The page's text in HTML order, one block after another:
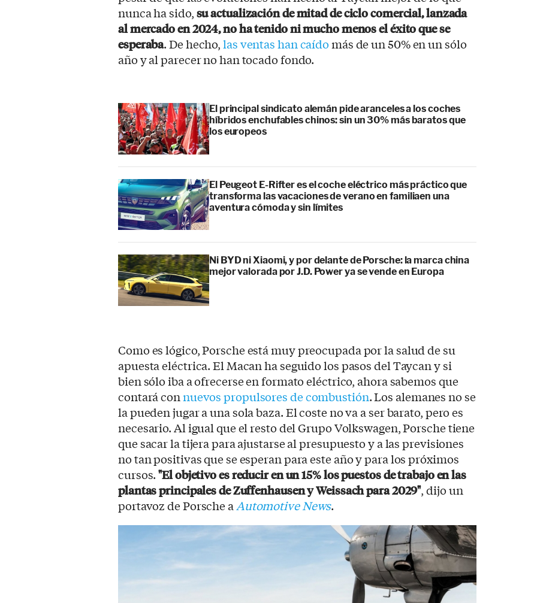
nunca ha sido,su actualización de mitad de ciclo comercial, lanzada
al mercado en 2024, no ha tenido ni mucho menos el éxito que se
esperaba. De hecho,las ventas han caídomás de un 50% en un sólo
año y al parecer no han tocado fondo.
El principal sindicato alemán pide aranceles a los coches
híbridos enchufables chinos: sin un 30% más baratos que
los europeos
El Peugeot E-Rifter es el coche eléctrico más práctico que
transforma las vacaciones de verano en familiaen una
aventura cómoda y sin límites
Ni BYD ni Xiaomi, y por delante de Porsche: la marca china
mejor valorada por J.D. Power ya se vende en Europa
Como es lógico, Porsche está muy preocupada por la salud de su
apuesta eléctrica. El Macan ha seguido los pasos del Taycan y si
bien sólo iba a ofrecerse en formato eléctrico, ahora sabemos que
contará connuevos propulsores de combustión. Los alemanes no se
la pueden jugar a una sola baza. El coste no va a ser barato, pero es
necesario. Al igual que el resto del Grupo Volkswagen, Porsche tiene
que sacar la tijera para ajustarse al presupuesto y a las previsiones
no tan positivas que se esperan para este año y para los próximos
cursos."El objetivo es reducir en un 15% los puestos de trabajo en las
plantas principales de Zuffenhausen y Weissach para 2029", dijo un
portavoz de Porsche a Automotive News.